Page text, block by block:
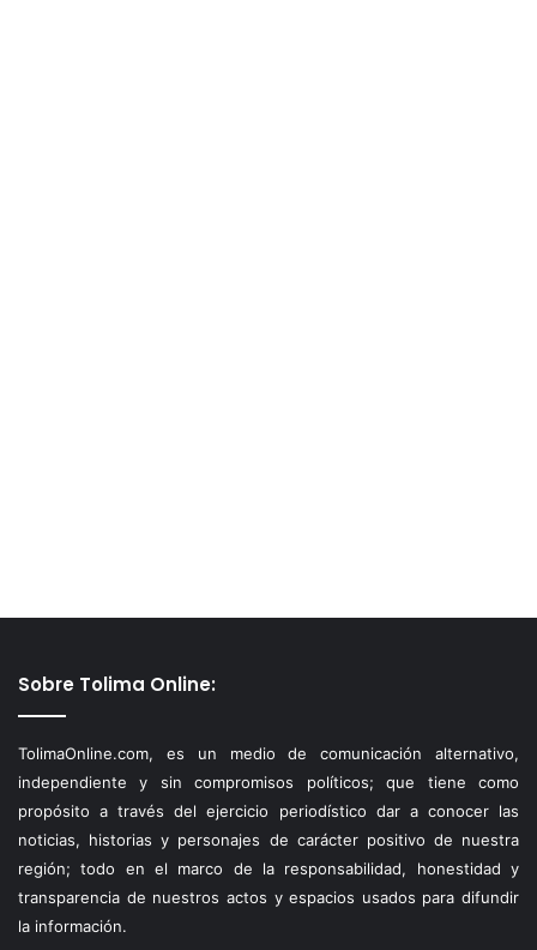
Sobre Tolima Online:
TolimaOnline.com, es un medio de comunicación alternativo,
independiente y sin compromisos políticos; que tiene como
propósito a través del ejercicio periodístico dar a conocer las
noticias, historias y personajes de carácter positivo de nuestra
región; todo en el marco de la responsabilidad, honestidad y
transparencia de nuestros actos y espacios usados para difundir
la información.